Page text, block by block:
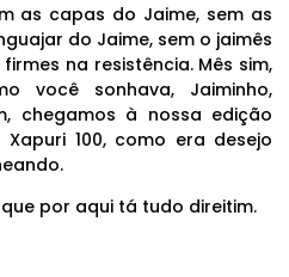
as capas do Jaime, sem as
do Jaime, sem o jaimês
na resistência. Mês sim,
você sonhava, Jaiminho,
chegamos à nossa edição
Xapuri 100, como era desejo
por aqui tá tudo direitim.